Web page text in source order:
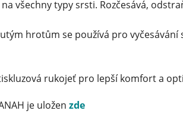
všechny typy srsti. Rozčesává,
hrotům se používá pro
rukojeť pro lepší komfort a
je uložen zde